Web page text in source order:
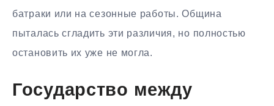
батраки или на сезонные работы. Община
пыталась сгладить эти различия, но полностью
остановить их уже не могла.
Государство между